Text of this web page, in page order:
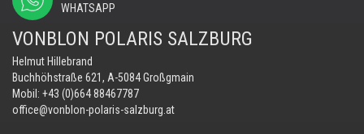
WHATSAPP
VONBLON POLARIS SALZBURG
Helmut Hillebrand
Buchhöhstraße 621, A-5084 Großgmain
Mobil: +43 (0)664 88467787
office@vonblon-polaris-salzburg.at